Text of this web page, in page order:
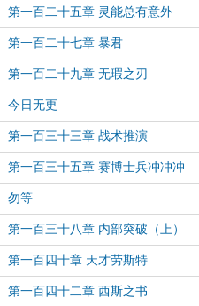
第一百二十五章 灵能总有意外
第一百二十七章 暴君
第一百二十九章 无瑕之刃
今日无更
第一百三十三章 战术推演
第一百三十五章 赛博士兵冲冲冲
勿等
第一百三十八章 内部突破（上）
第一百四十章 天才劳斯特
第一百四十二章 西斯之书